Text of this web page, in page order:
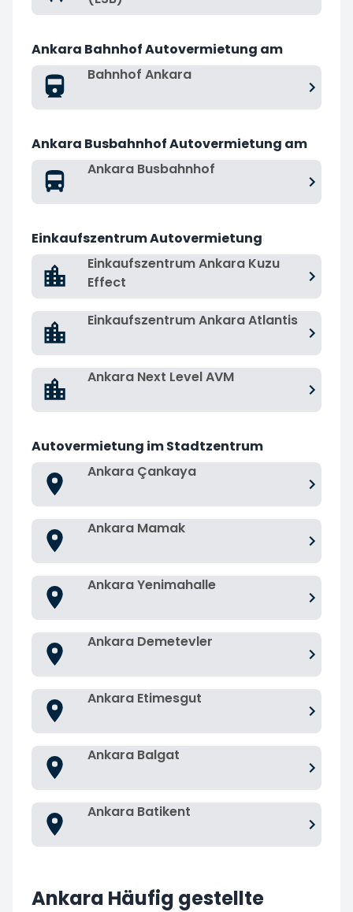
Ankara Bahnhof Autovermietung am
Bahnhof Ankara
Ankara Busbahnhof Autovermietung am
Ankara Busbahnhof
Einkaufszentrum Autovermietung
Einkaufszentrum Ankara Kuzu
Effect
Einkaufszentrum Ankara Atlantis
Ankara Next Level AVM
Autovermietung im Stadtzentrum
Ankara Çankaya
Ankara Mamak
Ankara Yenimahalle
Ankara Demetevler
Ankara Etimesgut
Ankara Balgat
Ankara Batikent
Ankara Häufig gestellte